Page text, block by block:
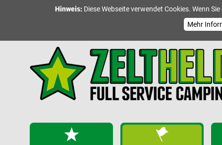
Hinweis: Diese Webseite verwendet Cookies. Wenn
Mehr